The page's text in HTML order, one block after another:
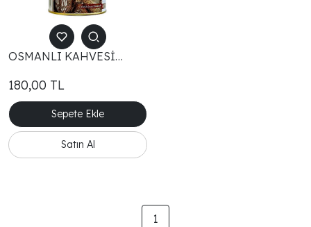
OSMANLI KAHVESİ
180,00 TL
Sepete Ekle
Satın Al
1